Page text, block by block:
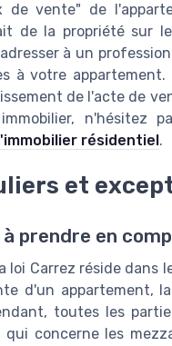
de vente" de
de la propriété sur
à un
à votre
de l'acte de
n'hésitez
résidentiel.
et
prendre en
loi Carrez réside
d'un appartement,
toutes les
concerne les